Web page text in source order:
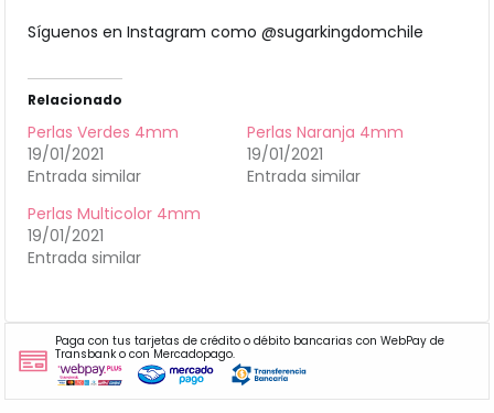
Síguenos en Instagram como @sugarkingdomchile
Relacionado
Perlas Verdes 4mm
19/01/2021
Entrada similar
Perlas Naranja 4mm
19/01/2021
Entrada similar
Perlas Multicolor 4mm
19/01/2021
Entrada similar
Paga con tus tarjetas de crédito o débito bancarias con WebPay de
Transbank o con Mercadopago.